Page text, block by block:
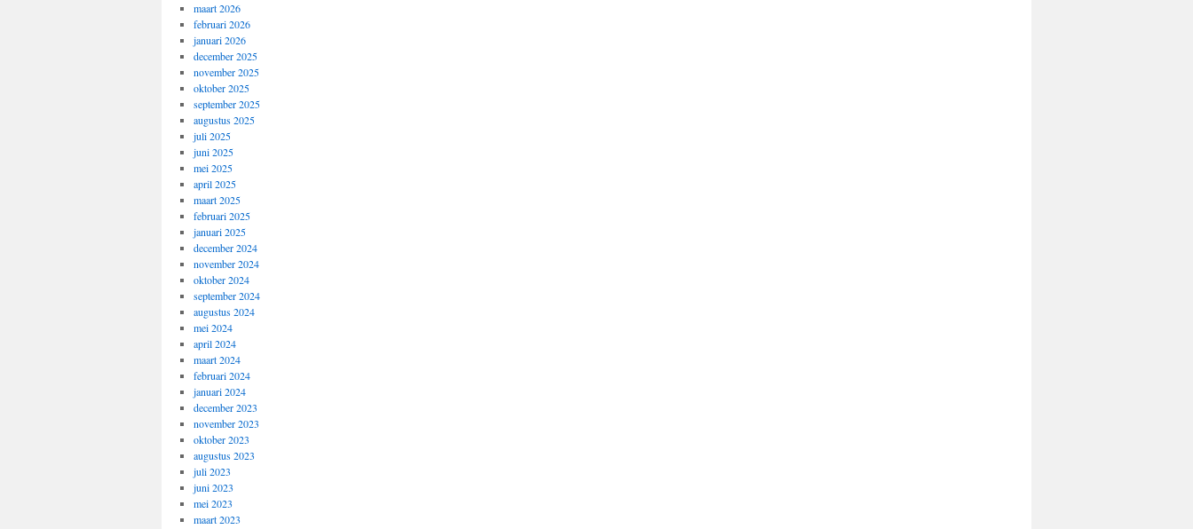
maart 2026
februari 2026
januari 2026
december 2025
november 2025
oktober 2025
september 2025
augustus 2025
juli 2025
juni 2025
mei 2025
april 2025
maart 2025
februari 2025
januari 2025
december 2024
november 2024
oktober 2024
september 2024
augustus 2024
mei 2024
april 2024
maart 2024
februari 2024
januari 2024
december 2023
november 2023
oktober 2023
augustus 2023
juli 2023
juni 2023
mei 2023
maart 2023